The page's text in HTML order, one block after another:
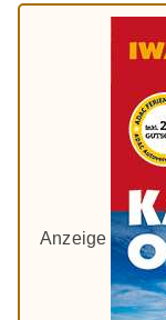
Anzeige